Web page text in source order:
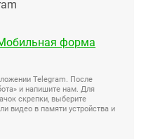
форма
Telegram. После
и напишите нам. Для
скрепки, выберите
видео в памяти устройства и